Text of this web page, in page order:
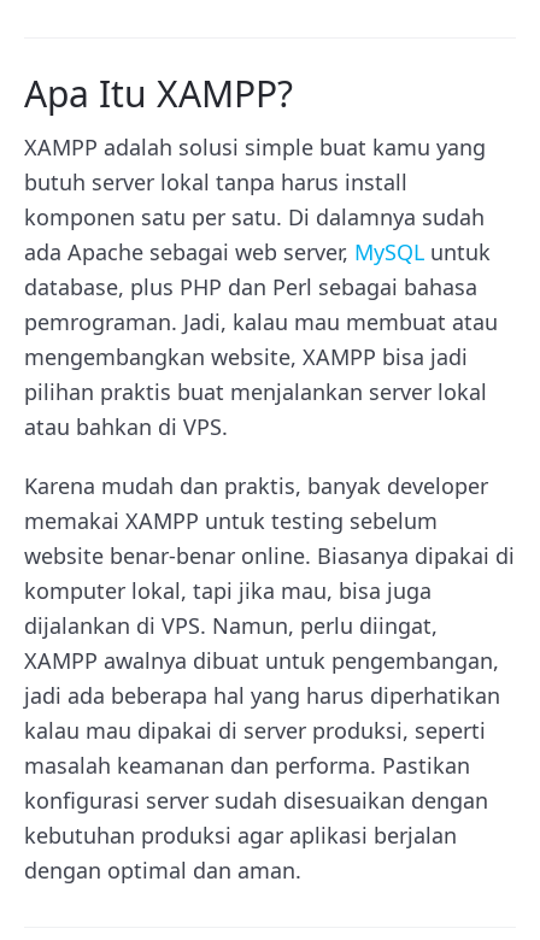
Apa Itu XAMPP?
XAMPP adalah solusi simple buat kamu yang
butuh server lokal tanpa harus install
komponen satu per satu. Di dalamnya sudah
ada Apache sebagai web server, MySQL untuk
database, plus PHP dan Perl sebagai bahasa
pemrograman. Jadi, kalau mau membuat atau
mengembangkan website, XAMPP bisa jadi
pilihan praktis buat menjalankan server lokal
atau bahkan di VPS.
Karena mudah dan praktis, banyak developer
memakai XAMPP untuk testing sebelum
website benar-benar online. Biasanya dipakai di
komputer lokal, tapi jika mau, bisa juga
dijalankan di VPS. Namun, perlu diingat,
XAMPP awalnya dibuat untuk pengembangan,
jadi ada beberapa hal yang harus diperhatikan
kalau mau dipakai di server produksi, seperti
masalah keamanan dan performa. Pastikan
konfigurasi server sudah disesuaikan dengan
kebutuhan produksi agar aplikasi berjalan
dengan optimal dan aman.